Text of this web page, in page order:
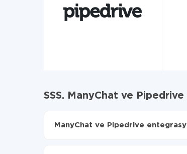
SSS. ManyChat ve
ManyChat ve Pipedrive